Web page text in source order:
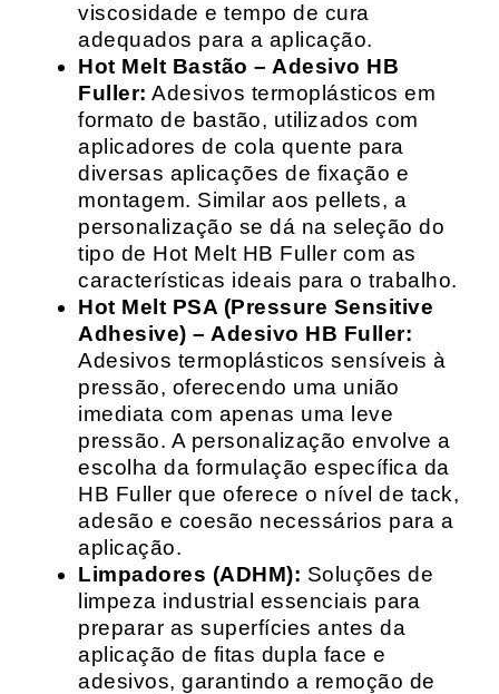
viscosidade e tempo de cura
adequados para a aplicação.
Hot Melt Bastão – Adesivo HB
Fuller: Adesivos termoplásticos em
formato de bastão, utilizados com
aplicadores de cola quente para
diversas aplicações de fixação e
montagem. Similar aos pellets, a
personalização se dá na seleção do
tipo de Hot Melt HB Fuller com as
características ideais para o trabalho.
Hot Melt PSA (Pressure Sensitive
Adhesive) – Adesivo HB Fuller:
Adesivos termoplásticos sensíveis à
pressão, oferecendo uma união
imediata com apenas uma leve
pressão. A personalização envolve a
escolha da formulação específica da
HB Fuller que oferece o nível de tack,
adesão e coesão necessários para a
aplicação.
Limpadores (ADHM): Soluções de
limpeza industrial essenciais para
preparar as superfícies antes da
aplicação de fitas dupla face e
adesivos, garantindo a remoção de